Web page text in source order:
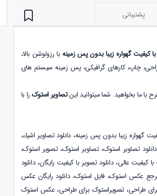
پشتیبانی
کیفیت گهواره زیبا بدون پس زمینه با رزولوشن بالا،
چاپ، کارهای گرافیکی، پس زمینه سیستم های
ما بخواهید. شما میتوانید اینتصاویر استوک را با
گهواره زیبا بدون پس زمینه، دانلودتصاویر اشیاء،
دانلودتصاویر استوک،تصاویر استوک، تصویر استوک،
عالی، دانلود تصویر با کیفیت رایگان، دانلود
عکس استوک، فایل استوک، دانلود رایگان عکس
طراحی، تصویراستوک برای طراحی، عکس استوک